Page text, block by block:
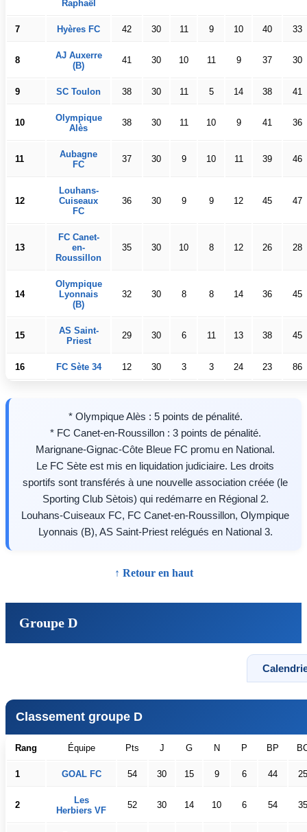
Raphaël
7 Hyères FC 42 30 11 9 10 40 33
8
AJ Auxerre
(B)
41 30 10 11 9 37 30
9 SC Toulon 38 30 11 5 14 38 41
10
Olympique
Alès
38 30 11 10 9 41 36
11
Aubagne
FC
37 30 9 10 11 39 46
12
Louhans-
Cuiseaux
FC
36 30 9 9 12 45 47
13
FC Canet-
en-
Roussillon
35 30 10 8 12 26 28
14
Olympique
Lyonnais
(B)
32 30 8 8 14 36 45
15
AS Saint-
Priest
29 30 6 11 13 38 45
16 FC Sète 34 12 30 3 3 24 23 86
* Olympique Alès : 5 points de pénalité.
* FC Canet-en-Roussillon : 3 points de pénalité.
Marignane-Gignac-Côte Bleue FC promu en National.
Le FC Sète est mis en liquidation judiciaire. Les droits
sportifs sont transférés à une nouvelle association créée (le
Sporting Club Sètois) qui redémarre en Régional 2.
Louhans-Cuiseaux FC, FC Canet-en-Roussillon, Olympique
Lyonnais (B), AS Saint-Priest relégués en National 3.
↑ Retour en haut
Groupe D
Classement groupe D
Rang Équipe Pts J G N P BP
1 GOAL FC 54 30 15 9 6 44 25
2
Les
Herbiers VF
52 30 14 10 6 54 35